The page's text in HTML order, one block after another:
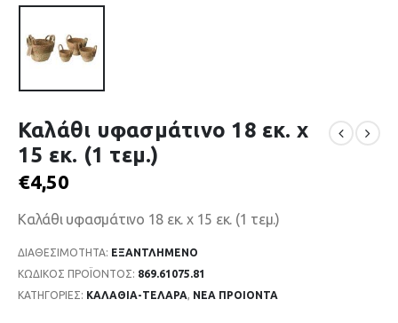
Καλάθι υφασμάτινο 18 εκ. x
15 εκ. (1 τεμ.)
€4,50
Καλάθι υφασμάτινο 18 εκ. x 15 εκ. (1 τεμ.)
ΔΙΑΘΕΣΙΜΌΤΗΤΑ: ΕΞΑΝΤΛΗΜΈΝΟ
ΚΩΔΙΚΌΣ ΠΡΟΪΌΝΤΟΣ: 869.61075.81
ΚΑΤΗΓΟΡΊΕΣ: ΚΑΛΑΘΙΑ-ΤΕΛΑΡΑ, ΝΕΑ ΠΡΟΙΟΝΤΑ